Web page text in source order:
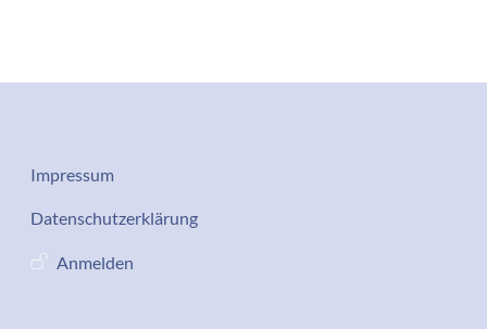
Datenschutz-Impressum
Impressum
Services
Datenschutzerklärung
Benutzermenü
Anmelden